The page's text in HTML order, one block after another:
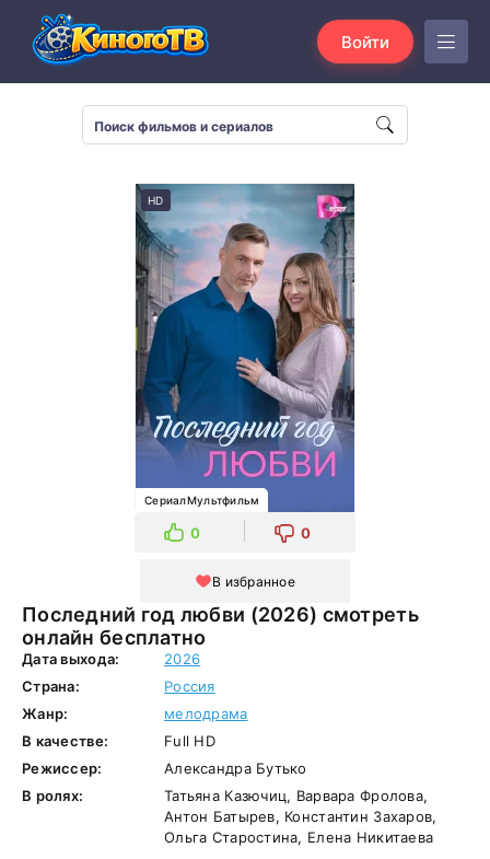
Войти
Последний год любви (2026) смотреть
онлайн бесплатно
HD
СериалМультфильм
0 0
В избранное
Дата выхода:
2026
Страна:
Россия
Жанр:
мелодрама
В качестве:
Full HD
Режиссер:
Александра Бутько
В ролях:
Татьяна Казючиц, Варвара Фролова,
Антон Батырев, Константин Захаров,
Ольга Старостина, Елена Никитаева